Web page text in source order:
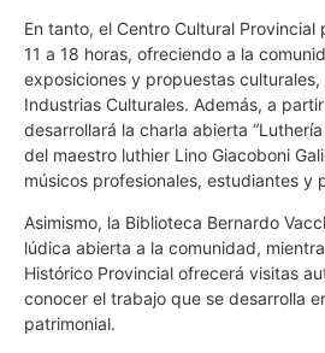
En tanto, el Centro Cultural
11 a 18 horas, ofreciendo a la
exposiciones y propuestas culturales,
Industrias Culturales. Además, a
desarrollará la charla abierta
del maestro luthier Lino Giacoboni
músicos profesionales, estudiantes y
Asimismo, la Biblioteca Bernardo
lúdica abierta a la comunidad,
Histórico Provincial ofrecerá visitas
conocer el trabajo que se desarrolla
patrimonial.